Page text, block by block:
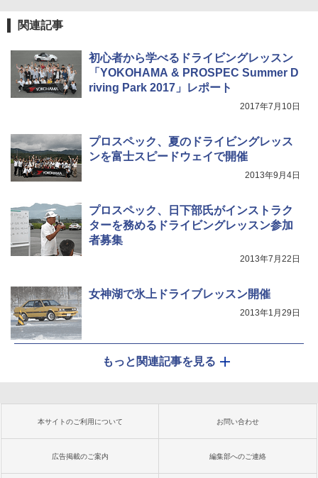
関連記事
初心者から学べるドライビングレッスン
「YOKOHAMA & PROSPEC Summer D
riving Park 2017」レポート
2017年7月10日
プロスペック、夏のドライビングレッス
ンを富士スピードウェイで開催
2013年9月4日
プロスペック、日下部氏がインストラク
ターを務めるドライビングレッスン参加
者募集
2013年7月22日
女神湖で氷上ドライブレッスン開催
2013年1月29日
もっと関連記事を見る
本サイトのご利用について お問い合わせ
広告掲載のご案内 編集部へのご連絡